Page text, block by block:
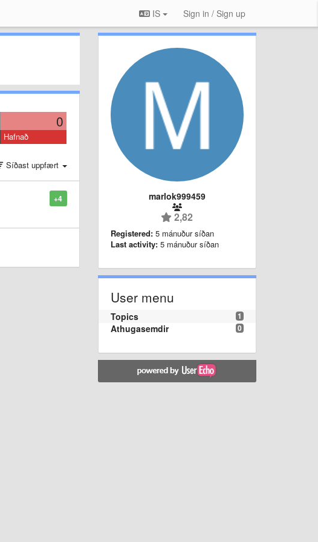
IS Sign in / Sign up
0
Hafnað
Síðast uppfært
+4 marlok999459
2,82
Registered: 5 mánuður síðan
Last activity: 5 mánuður síðan
User menu
1
Topics
0
Athugasemdir